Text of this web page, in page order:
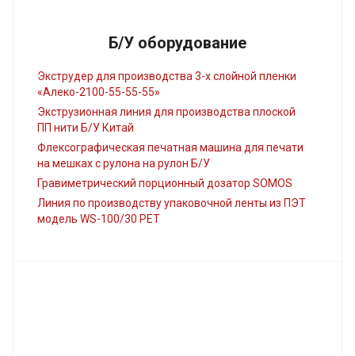
Б/У оборудование
Экструдер для производства 3-х слойной пленки
«Алеко-2100-55-55-55»
Экструзионная линия для производства плоской
ПП нити Б/У Китай
Флексографическая печатная машина для печати
на мешках с рулона на рулон Б/У
Гравиметрический порционный дозатор SOMOS
Линия по производству упаковочной ленты из ПЭТ
модель WS-100/30 PET